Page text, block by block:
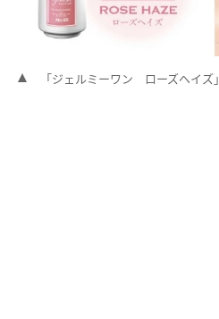
「ジェルミーワン ローズヘイズ」